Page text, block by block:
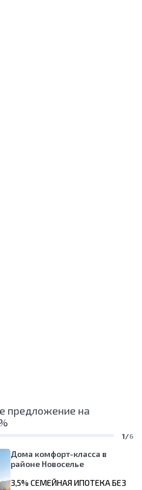
предложение на
1/6
Дома комфорт-класса в
районе Новоселье
3,5% СЕМЕЙНАЯ ИПОТЕКА БЕЗ